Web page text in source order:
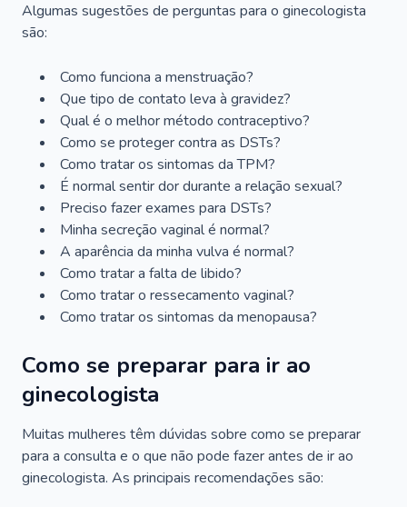
Algumas sugestões de perguntas para o ginecologista
são:
Como funciona a menstruação?
Que tipo de contato leva à gravidez?
Qual é o melhor método contraceptivo?
Como se proteger contra as DSTs?
Como tratar os sintomas da TPM?
É normal sentir dor durante a relação sexual?
Preciso fazer exames para DSTs?
Minha secreção vaginal é normal?
A aparência da minha vulva é normal?
Como tratar a falta de libido?
Como tratar o ressecamento vaginal?
Como tratar os sintomas da menopausa?
Como se preparar para ir ao
ginecologista
Muitas mulheres têm dúvidas sobre como se preparar
para a consulta e o que não pode fazer antes de ir ao
ginecologista. As principais recomendações são: